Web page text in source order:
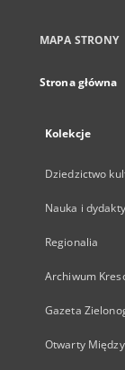
MAPA STRONY
Strona główna
Kolekcje
Dziedzictwo
Nauka i
Regionalia
Archiwum
Gazeta
Otwarty